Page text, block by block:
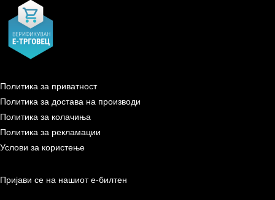
Политика за приватност
Политика за достава на производи
Политика за колачиња
Политика за рекламации
Услови за користење
Пријави се на нашиот е-билтен